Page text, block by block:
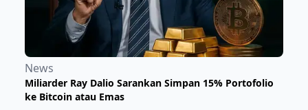
News
Miliarder Ray Dalio Sarankan Simpan 15% Portofolio
ke Bitcoin atau Emas